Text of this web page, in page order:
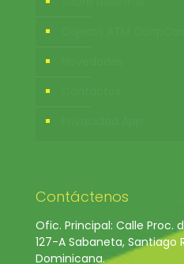
Contáctenos
Ofic. Principal: Calle Proc.
127-A Sabaneta, Santiago
Dominicana.